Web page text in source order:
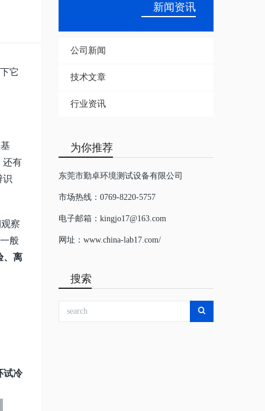
它
还有
识
察
般
、离
试冷
新闻资讯
公司新闻
技术文章
行业资讯
为你推荐
东莞市勤卓环境测试设备有限公司
市场热线：0769-8220-5757
电子邮箱：kingjo17@163.com
网址：www.china-lab17.com/
搜索